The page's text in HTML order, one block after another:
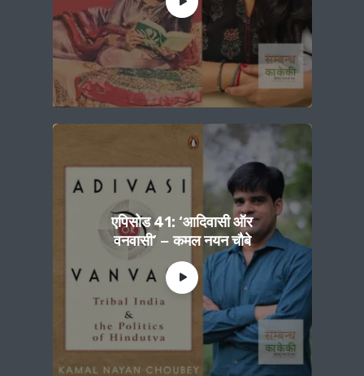
एपिसोड 41: ‘आदिवासी ऑर
वनवासी’ − कमल नयन चौबे